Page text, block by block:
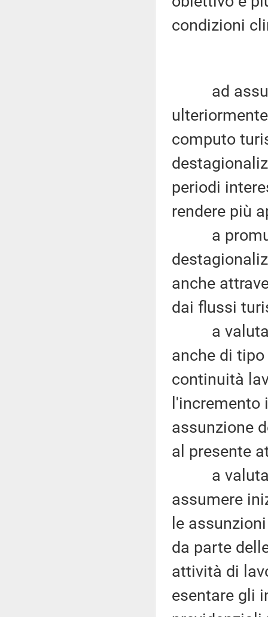
condizioni
ad
computo
periodi
rendere più
a
anche
dai flussi
a valutare
anche di
continuità
assunzione
al presente
a valutare
assumere
le
da parte
attività di
esentare gli